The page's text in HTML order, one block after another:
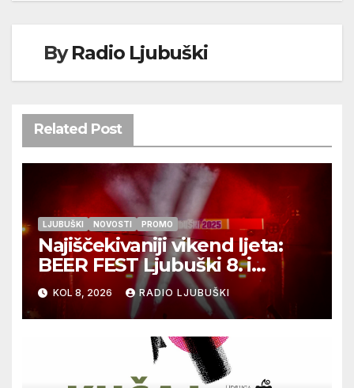
ByRadio Ljubuški
Related Post
LJUBUŠKI NOVOSTI PROMO
Najiščekivaniji vikend ljeta:
BEER FEST Ljubuški 8. i
9.kolovoza
KOL 8, 2026 RADIO LJUBUŠKI